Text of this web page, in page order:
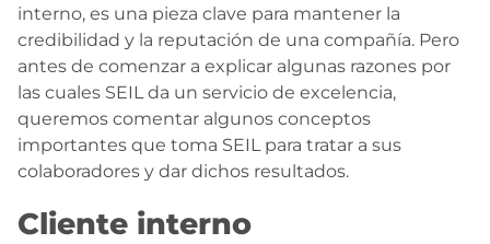
interno, es una pieza clave para mantener la
credibilidad y la reputación de una compañía. Pero
antes de comenzar a explicar algunas razones por
las cuales SEIL da un servicio de excelencia,
queremos comentar algunos conceptos
importantes que toma SEIL para tratar a sus
colaboradores y dar dichos resultados.
Cliente interno